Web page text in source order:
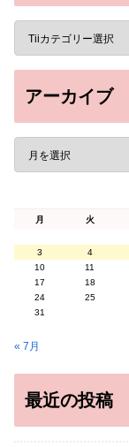
アーカイブ
月 火
3
4
10
11
17
18
24
25
31
« 7月
最近の投稿